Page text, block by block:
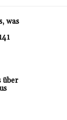
was
über